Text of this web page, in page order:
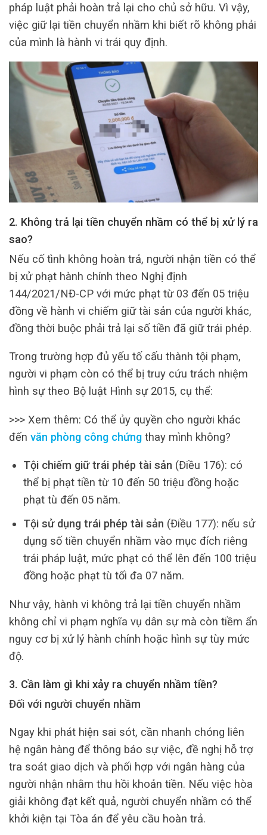
pháp luật phải hoàn trả lại cho chủ sở hữu. Vì vậy,
việc giữ lại tiền chuyển nhầm khi biết rõ không phải
của mình là hành vi trái quy định.
2. Không trả lại tiền chuyển nhầm có thể bị xử lý ra
sao?
Nếu cố tình không hoàn trả, người nhận tiền có thể
bị xử phạt hành chính theo Nghị định
144/2021/NĐ-CP với mức phạt từ 03 đến 05 triệu
đồng về hành vi chiếm giữ tài sản của người khác,
đồng thời buộc phải trả lại số tiền đã giữ trái phép.
Trong trường hợp đủ yếu tố cấu thành tội phạm,
người vi phạm còn có thể bị truy cứu trách nhiệm
hình sự theo Bộ luật Hình sự 2015, cụ thể:
>>> Xem thêm: Có thể ủy quyền cho người khác
đến văn phòng công chứng thay mình không?
Tội chiếm giữ trái phép tài sản (Điều 176): có
thể bị phạt tiền từ 10 đến 50 triệu đồng hoặc
phạt tù đến 05 năm.
Tội sử dụng trái phép tài sản (Điều 177): nếu sử
dụng số tiền chuyển nhầm vào mục đích riêng
trái pháp luật, mức phạt có thể lên đến 100 triệu
đồng hoặc phạt tù tối đa 07 năm.
Như vậy, hành vi không trả lại tiền chuyển nhầm
không chỉ vi phạm nghĩa vụ dân sự mà còn tiềm ẩn
nguy cơ bị xử lý hành chính hoặc hình sự tùy mức
độ.
3. Cần làm gì khi xảy ra chuyển nhầm tiền?
Đối với người chuyển nhầm
Ngay khi phát hiện sai sót, cần nhanh chóng liên
hệ ngân hàng để thông báo sự việc, đề nghị hỗ trợ
tra soát giao dịch và phối hợp với ngân hàng của
người nhận nhằm thu hồi khoản tiền. Nếu việc hòa
giải không đạt kết quả, người chuyển nhầm có thể
khởi kiện tại Tòa án để yêu cầu hoàn trả.